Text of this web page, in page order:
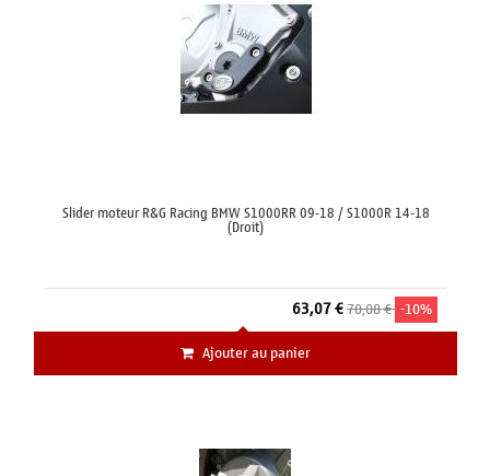
Slider moteur R&G Racing BMW S1000RR 09-18 / S1000R 14-18
(Droit)
63,07 €70,08 € -10%
Ajouter au panier